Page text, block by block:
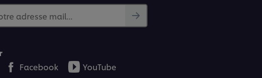
adresse mail...
Facebook YouTube